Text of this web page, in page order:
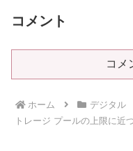
コメント
コメ
ホーム デジタル
トレージ プールの上限に近